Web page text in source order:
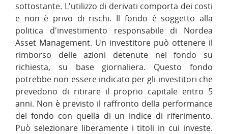
sottostante. L'utilizzo di derivati comporta dei costi
e non è privo di rischi. Il fondo è soggetto alla
politica d'investimento responsabile di Nordea
Asset Management. Un investitore può ottenere il
rimborso delle azioni detenute nel fondo su
richiesta, su base giornaliera. Questo fondo
potrebbe non essere indicato per gli investitori che
prevedono di ritirare il proprio capitale entro 5
anni. Non è previsto il raffronto della performance
del fondo con quella di un indice di riferimento.
Può selezionare liberamente i titoli in cui investe.